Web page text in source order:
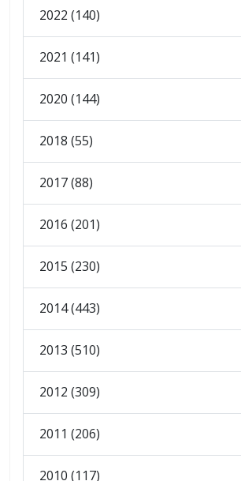
2022 (140)
2021 (141)
2020 (144)
2018 (55)
2017 (88)
2016 (201)
2015 (230)
2014 (443)
2013 (510)
2012 (309)
2011 (206)
2010 (117)